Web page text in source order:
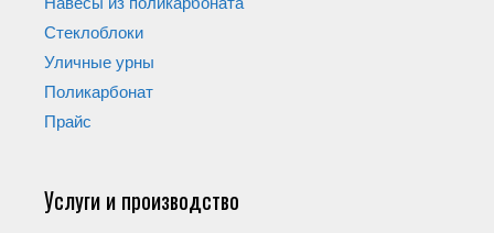
Стеклоблоки
Уличные урны
Поликарбонат
Прайс
Услуги и производство